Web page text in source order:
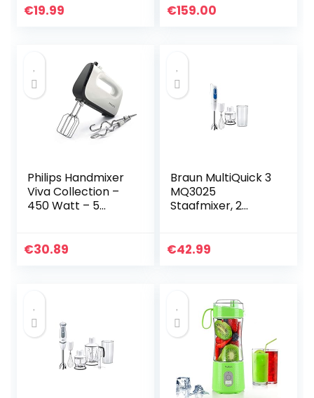
draagbaar | 4
€19.99
Variabele Snelheid,
€159.00
Philips Handmixer
Viva Collection –
450 Watt – 5
Eenvoudige
ontgrendeling –
Met
kneedaccessoire –
HR3741/00
€30.89
Braun MultiQuick 3
MQ3025
Staafmixer, 2
Vaatwasmachineb
garde en 600ml
BPA-vrije plastic
beker – Wit
€42.99